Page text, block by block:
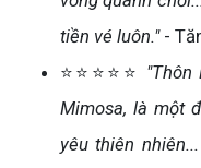
tiền vé luôn."-
⭐⭐⭐⭐⭐ "Thôn
Mimosa, là một
yêu thiên